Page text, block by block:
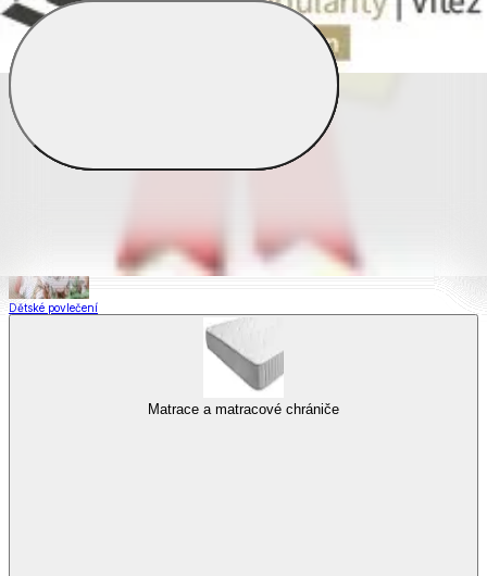
Saténové povlečení
Povlečení s fototiskem
Dětské povlečení
Matrace a matracové chrániče